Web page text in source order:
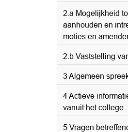
2.a Mogelijkheid
aanhouden en
moties en
2.b Vaststelling
3 Algemeen
4 Actieve
vanuit het college
5 Vragen